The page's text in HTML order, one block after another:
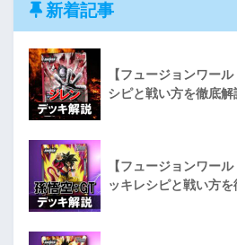
新着記事
【フュージョンワー
シピと戦い方を徹底解
【フュージョンワー
ッキレシピと戦い方を